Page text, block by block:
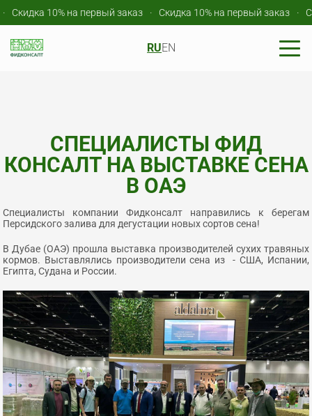
10% на первый заказ Скидка 10% на первый заказ
RUEN
СПЕЦИАЛИСТЫ ФИД
КОНСАЛТ НА ВЫСТАВКЕ СЕНА
В ОАЭ
Специалисты компании Фидконсалт направились к берегам
Персидского залива для дегустации новых сортов сена!
В Дубае (ОАЭ) прошла выставка производителей сухих травяных
кормов. Выставлялись производители сена из - США, Испании,
Египта, Судана и России.